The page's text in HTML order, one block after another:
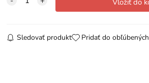
Sledovať produkt Pridať do obľúbených